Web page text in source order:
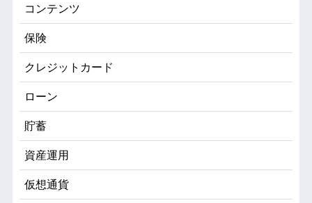
コンテンツ
保険
クレジットカード
ローン
貯蓄
資産運用
仮想通貨